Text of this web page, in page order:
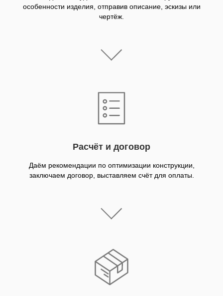
особенности изделия, отправив описание, эскизы или
чертёж.
Расчёт и договор
Даём рекомендации по оптимизации конструкции,
заключаем договор, выставляем счёт для оплаты.